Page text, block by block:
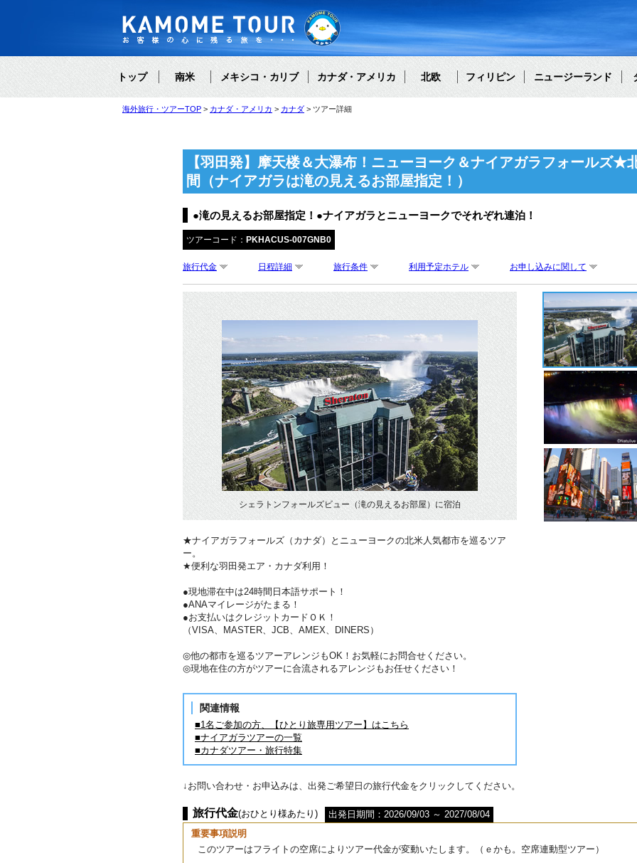
トップ 南米 メキシコ・カリブ カナダ・アメリカ 北欧 フィリピン ニュージーランド
海外旅行・ツアーTOP カナダ・アメリカ カナダ ツアー詳細
【羽田発】摩天楼＆大瀑布！ニューヨーク＆ナイアガラフォールズ★
間（ナイアガラは滝の見えるお部屋指定！）
●滝の見えるお部屋指定！●ナイアガラとニューヨークでそれぞれ連泊！
ツアーコード： PKHACUS-007GNB0
旅行代金 日程詳細 旅行条件 利用予定ホテル お申し込みに関して
シェラトンフォールズビュー（滝の見えるお部屋）に宿泊
★ナイアガラフォールズ（カナダ）とニューヨークの北米人気都市を巡るツア
ー。
★便利な羽田発エア・カナダ利用！
●現地滞在中は24時間日本語サポート！
●ANAマイレージがたまる！
●お支払いはクレジットカードＯＫ！
（VISA、MASTER、JCB、AMEX、DINERS）
◎他の都市を巡るツアーアレンジもOK！お気軽にお問合せください。
◎現地在住の方がツアーに合流されるアレンジもお任せください！
関連情報
■1名ご参加の方、【ひとり旅専用ツアー】はこちら
■ナイアガラツアーの一覧
■カナダツアー・旅行特集
↓お問い合わせ・お申込みは、出発ご希望日の旅行代金をクリックしてください。
旅行代金(おひとり様あたり)
出発日期間：2026/09/03 ～ 2027/08/04
重要事項説明
このツアーはフライトの空席によりツアー代金が変動いたします。（ｅかも。空席連動型ツアー）